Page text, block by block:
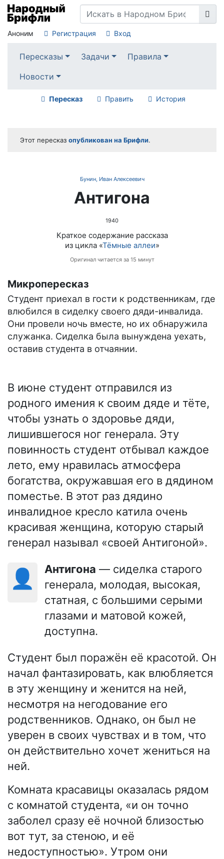
Аноним Регистрация Вход
Пересказы Задачи
Правила
Новости
Пересказ Править История
Этот пересказ опубликован на Брифли.
Бунин, Иван Алексеевич
Антигона
1940
Краткое содержание рассказа
из цикла «Тёмные аллеи»
Оригинал читается за 15 минут
Микропересказ
Студент приехал в гости к родственникам, где
влюбился в сиделку своего дяди-инвалида.
Они провели ночь вместе, но их обнаружила
служанка. Сиделка была вынуждена уехать,
оставив студента в отчаянии.
В июне студент отправился из
родного имения к своим дяде и тёте,
чтобы узнать о здоровье дяди,
лишившегося ног генерала. Эту
повинность студент отбывал каждое
лето, ему нравилась атмосфера
богатства, окружавшая его в дядином
поместье. В этот раз дядино
инвалидное кресло катила очень
красивая женщина, которую старый
генерал называл «своей Антигоной».
👤 Антигона — сиделка старого
генерала, молодая, высокая,
статная, с большими серыми
глазами и матовой кожей,
доступна.
Студент был поражён её красотой. Он
начал фантазировать, как влюбляется
в эту женщину и женится на ней,
несмотря на негодование его
родственников. Однако, он был не
уверен в своих чувствах и в том, что
он действительно хочет жениться на
ней.
Комната красавицы оказалась рядом
с комнатой студента, «и он точно
заболел сразу её ночной близостью
вот тут, за стеною, и её
недоступностью». Утром они